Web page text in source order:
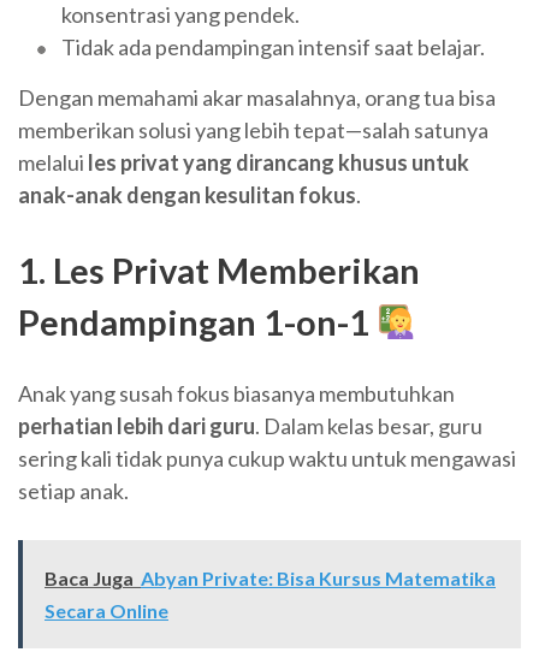
konsentrasi yang pendek.
Tidak ada pendampingan intensif saat belajar.
Dengan memahami akar masalahnya, orang tua bisa
memberikan solusi yang lebih tepat—salah satunya
melalui les privat yang dirancang khusus untuk
anak-anak dengan kesulitan fokus.
1. Les Privat Memberikan
Pendampingan 1-on-1
Anak yang susah fokus biasanya membutuhkan
perhatian lebih dari guru. Dalam kelas besar, guru
sering kali tidak punya cukup waktu untuk mengawasi
setiap anak.
Baca Juga Abyan Private: Bisa Kursus Matematika
Secara Online